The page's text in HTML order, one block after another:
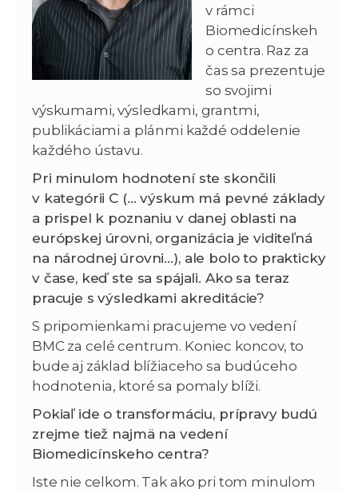
v rámci
Biomedicínskeh
o centra. Raz za
čas sa prezentuje
so svojimi
výskumami, výsledkami, grantmi,
publikáciami a plánmi každé oddelenie
každého ústavu.
Pri minulom hodnotení ste skončili
v kategórii C (… výskum má pevné základy
a prispel k poznaniu v danej oblasti na
európskej úrovni, organizácia je viditeľná
na národnej úrovni…), ale bolo to prakticky
v čase, keď ste sa spájali. Ako sa teraz
pracuje s výsledkami akreditácie?
S pripomienkami pracujeme vo vedení
BMC za celé centrum. Koniec koncov, to
bude aj základ blížiaceho sa budúceho
hodnotenia, ktoré sa pomaly blíži.
Pokiaľ ide o transformáciu, prípravy budú
zrejme tiež najmä na vedení
Biomedicínskeho centra?
Iste nie celkom. Tak ako pri tom minulom